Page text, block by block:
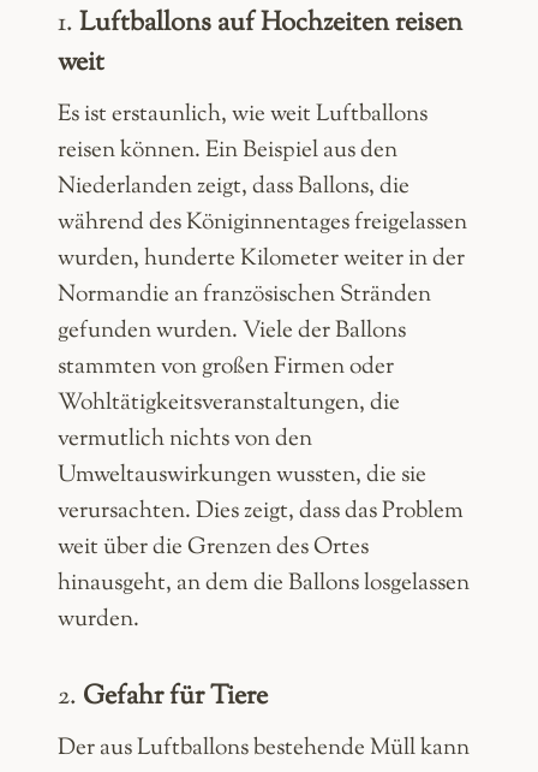
1.Luftballons auf Hochzeiten reisen
weit
Es ist erstaunlich, wie weit Luftballons
reisen können. Ein Beispiel aus den
Niederlanden zeigt, dass Ballons, die
während des Königinnentages freigelassen
wurden, hunderte Kilometer weiter in der
Normandie an französischen Stränden
gefunden wurden. Viele der Ballons
stammten von großen Firmen oder
Wohltätigkeitsveranstaltungen, die
vermutlich nichts von den
Umweltauswirkungen wussten, die sie
verursachten. Dies zeigt, dass das Problem
weit über die Grenzen des Ortes
hinausgeht, an dem die Ballons losgelassen
wurden.
2. Gefahr für Tiere
Der aus Luftballons bestehende Müll kann